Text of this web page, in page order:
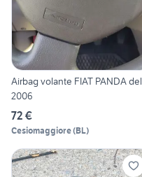
Airbag volante FIAT PANDA del
2006
72 €
Cesiomaggiore(BL)